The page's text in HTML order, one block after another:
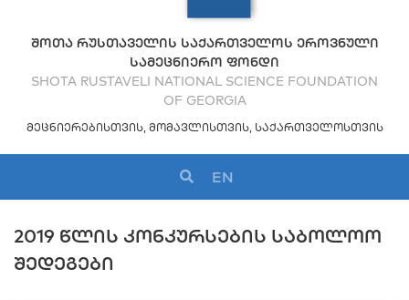
ᲨᲝᲗᲐ ᲠᲣᲡᲗᲐᲕᲔᲚᲘᲡ ᲡᲐᲥᲐᲠᲗᲕᲔᲚᲝᲡ ᲔᲠᲝᲕᲜᲣᲚᲘ
ᲡᲐᲛᲔᲪᲜᲘᲔᲠᲝ ᲤᲝᲜᲓᲘ
SHOTA RUSTAVELI NATIONAL SCIENCE FOUNDATION
OF GEORGIA
ᲛᲔᲪᲜᲘᲔᲠᲔᲑᲘᲡᲗᲕᲘᲡ, ᲛᲝᲛᲐᲕᲚᲘᲡᲗᲕᲘᲡ, ᲡᲐᲥᲐᲠᲗᲕᲔᲚᲝᲡᲗᲕᲘᲡ
EN
2019 ᲬᲚᲘᲡ ᲙᲝᲜᲙᲣᲠᲡᲔᲑᲘᲡ ᲡᲐᲑᲝᲚᲝᲝ
ᲨᲔᲓᲔᲒᲔᲑᲘ